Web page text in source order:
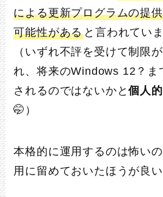
による更新プログラムの提
可能性がある と言われていま
（いずれ不評を受けて制限
れ、将来のWindows 12？ま
されるのではないかと個人
🤭）
本格的に運用するのは怖い
用に留めておいたほうが良い